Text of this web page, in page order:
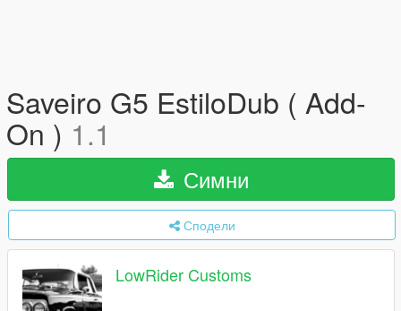
Saveiro G5 EstiloDub ( Add-
On ) 1.1
Симни
Сподели
LowRider Customs